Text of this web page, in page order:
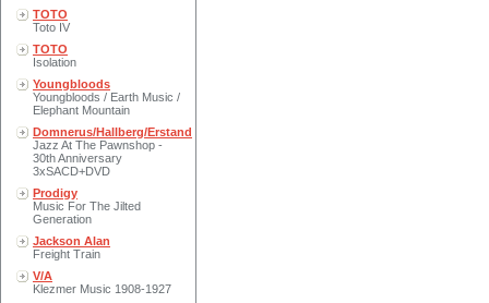
TOTO
Toto IV
TOTO
Isolation
Youngbloods
Youngbloods / Earth Music /
Elephant Mountain
Domnerus/Hallberg/Erstand
Jazz At The Pawnshop -
30th Anniversary
3xSACD+DVD
Prodigy
Music For The Jilted
Generation
Jackson Alan
Freight Train
V/A
Klezmer Music 1908-1927